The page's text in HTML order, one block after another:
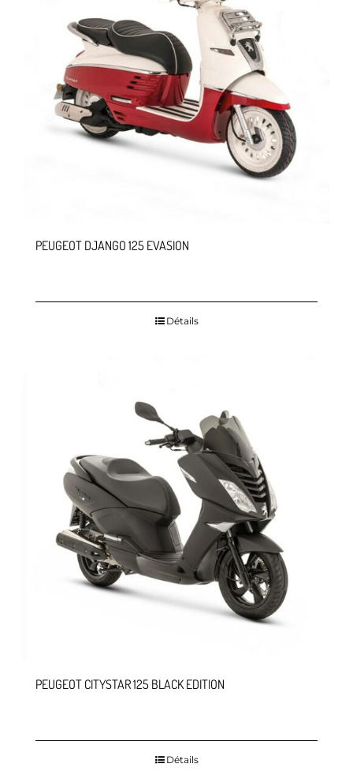
PEUGEOT DJANGO 125 EVASION
Détails
PEUGEOT CITYSTAR 125 BLACK EDITION
Détails